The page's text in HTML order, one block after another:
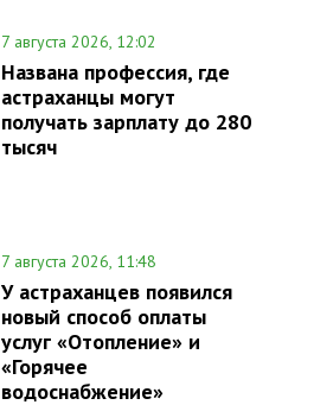
7 августа 2026, 12:02
Названа профессия, где
астраханцы могут
получать зарплату до 280
тысяч
7 августа 2026, 11:48
У астраханцев появился
новый способ оплаты
услуг «Отопление» и
«Горячее
водоснабжение»